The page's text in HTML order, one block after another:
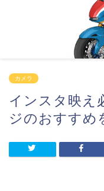
カメラ
インスタ映え
ジのおすすめ